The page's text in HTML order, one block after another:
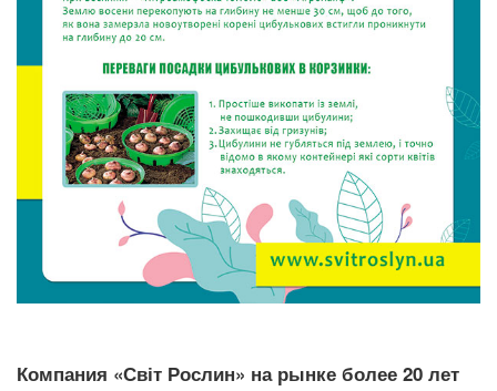
Компания «Світ Рослин» на рынке более 20 лет